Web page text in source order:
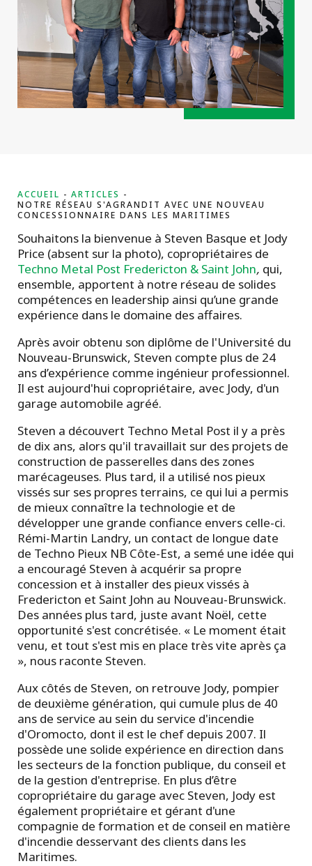
commerciaux
ACCUEIL
ARTICLES
NOTRE RÉSEAU S'AGRANDIT AVEC UNE NOUVEAU
CONCESSIONNAIRE DANS LES MARITIMES
Souhaitons la bienvenue à Steven Basque et Jody
Price (absent sur la photo), copropriétaires de
Techno Metal Post Fredericton & Saint John, qui,
ensemble, apportent à notre réseau de solides
compétences en leadership ainsi qu’une grande
expérience dans le domaine des affaires.
Après avoir obtenu son diplôme de l'Université du
Nouveau-Brunswick, Steven compte plus de 24
ans d’expérience comme ingénieur professionnel.
Il est aujourd'hui copropriétaire, avec Jody, d'un
garage automobile agréé.
Steven a découvert Techno Metal Post il y a près
de dix ans, alors qu'il travaillait sur des projets de
construction de passerelles dans des zones
marécageuses. Plus tard, il a utilisé nos pieux
vissés sur ses propres terrains, ce qui lui a permis
de mieux connaître la technologie et de
développer une grande confiance envers celle-ci.
Rémi-Martin Landry, un contact de longue date
de Techno Pieux NB Côte-Est, a semé une idée qui
a encouragé Steven à acquérir sa propre
concession et à installer des pieux vissés à
Fredericton et Saint John au Nouveau-Brunswick.
Des années plus tard, juste avant Noël, cette
opportunité s'est concrétisée. « Le moment était
venu, et tout s'est mis en place très vite après ça
», nous raconte Steven.
Aux côtés de Steven, on retrouve Jody, pompier
de deuxième génération, qui cumule plus de 40
ans de service au sein du service d'incendie
d'Oromocto, dont il est le chef depuis 2007. Il
possède une solide expérience en direction dans
les secteurs de la fonction publique, du conseil et
de la gestion d'entreprise. En plus d’être
copropriétaire du garage avec Steven, Jody est
également propriétaire et gérant d'une
compagnie de formation et de conseil en matière
d'incendie desservant des clients dans les
Maritimes.